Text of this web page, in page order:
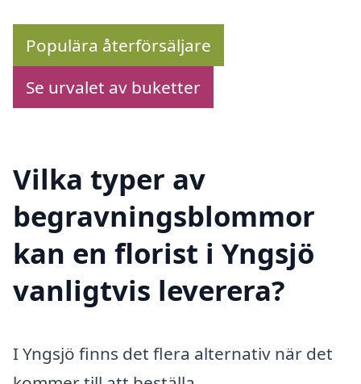
Populära återförsäljare
Se urvalet av buketter
Vilka typer av
begravningsblommor
kan en florist i Yngsjö
vanligtvis leverera?
I Yngsjö finns det flera alternativ när det